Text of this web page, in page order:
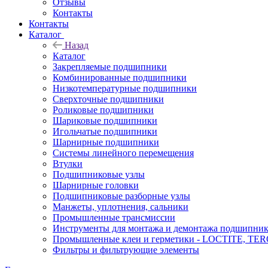
Отзывы
Контакты
Контакты
Каталог
Назад
Каталог
Закрепляемые подшипники
Комбинированные подшипники
Низкотемпературные подшипники
Сверхточные подшипники
Роликовые подшипники
Шариковые подшипники
Игольчатые подшипники
Шарнирные подшипники
Системы линейного перемещения
Втулки
Подшипниковые узлы
Шарнирные головки
Подшипниковые разборные узлы
Манжеты, уплотнения, сальники
Промышленные трансмиссии
Инструменты для монтажа и демонтажа
Промышленные клеи и герметики - LOCTITE,
Фильтры и фильтрующие элементы